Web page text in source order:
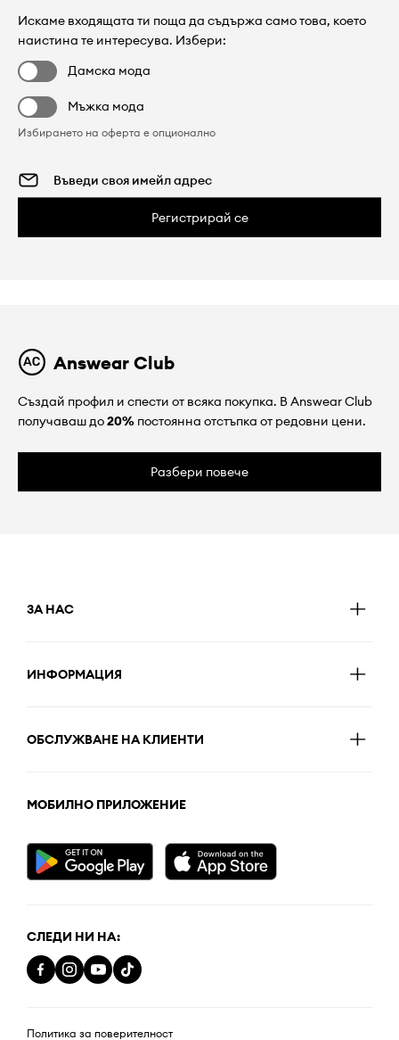
Искаме входящата ти поща да съдържа само това, което
наистина те интересува. Избери:
Дамска мода
Мъжка мода
Избирането на оферта е опционално
Регистрирай се
Answear Club
Създай профил и спести от всяка покупка. В Answear Club
получаваш до20% постоянна отстъпка от редовни цени.
Разбери повече
ЗА НАС
ИНФОРМАЦИЯ
ОБСЛУЖВАНЕ НА КЛИЕНТИ
МОБИЛНО ПРИЛОЖЕНИЕ
СЛЕДИ НИ НА:
Политика за поверителност